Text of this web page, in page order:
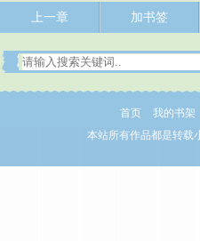
上一章 加书签
首页 我的书架
本站所有作品都是转载